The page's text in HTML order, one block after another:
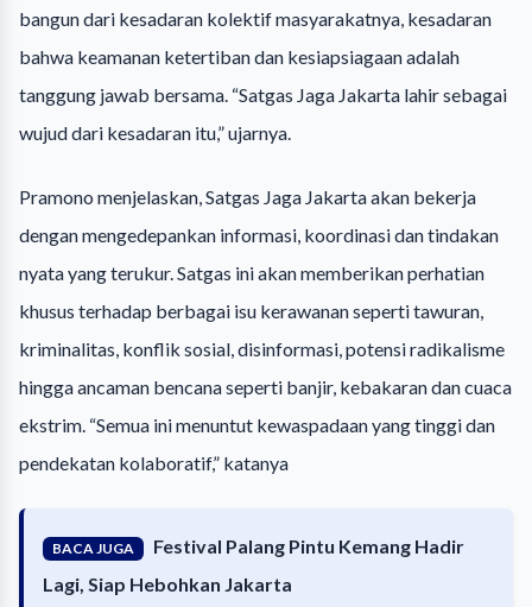
bangun dari kesadaran kolektif masyarakatnya, kesadaran
bahwa keamanan ketertiban dan kesiapsiagaan adalah
tanggung jawab bersama. “Satgas Jaga Jakarta lahir sebagai
wujud dari kesadaran itu,” ujarnya.
Pramono menjelaskan, Satgas Jaga Jakarta akan bekerja
dengan mengedepankan informasi, koordinasi dan tindakan
nyata yang terukur. Satgas ini akan memberikan perhatian
khusus terhadap berbagai isu kerawanan seperti tawuran,
kriminalitas, konflik sosial, disinformasi, potensi radikalisme
hingga ancaman bencana seperti banjir, kebakaran dan cuaca
ekstrim. “Semua ini menuntut kewaspadaan yang tinggi dan
pendekatan kolaboratif,” katanya
BACA JUGA
Festival Palang Pintu Kemang Hadir
Lagi, Siap Hebohkan Jakarta